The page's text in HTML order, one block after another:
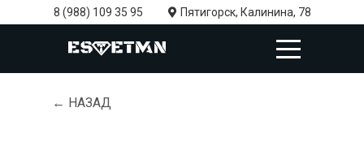
8 (988) 109 35 95 Пятигорск, Калинина, 78
← НАЗАД